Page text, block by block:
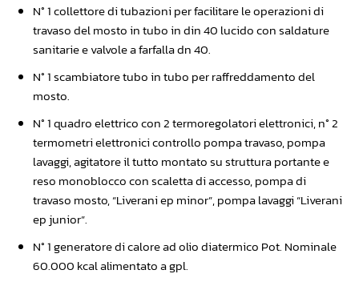
N° 1 collettore di tubazioni per facilitare le operazioni di
travaso del mosto in tubo in din 40 lucido con saldature
sanitarie e valvole a farfalla dn 40.
N° 1 scambiatore tubo in tubo per raffreddamento del
mosto.
N° 1 quadro elettrico con 2 termoregolatori elettronici, n° 2
termometri elettronici controllo pompa travaso, pompa
lavaggi, agitatore il tutto montato su struttura portante e
reso monoblocco con scaletta di accesso, pompa di
travaso mosto, “Liverani ep minor”, pompa lavaggi “Liverani
ep junior”.
N° 1 generatore di calore ad olio diatermico Pot. Nominale
60.000 kcal alimentato a gpl.